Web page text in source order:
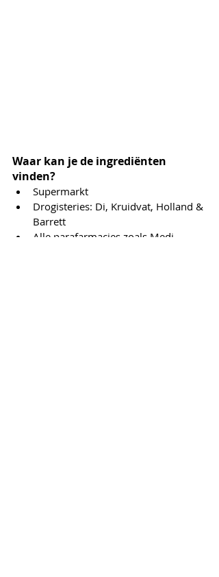
Waar kan je de ingrediënten
vinden?
Supermarkt
Drogisteries: Di, Kruidvat, Holland &
Barrett
Alle parafarmacies zoals Medi-